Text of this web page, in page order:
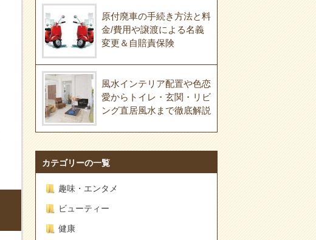
原付廃車の手続き方法と料
金/費用や譲渡による名義
変更＆自賠責保険
風水インテリア配置や色恋
愛からトイレ・玄関・リビ
ング直居風水まで徹底解説
カテゴリーの一覧
趣味・エンタメ
ビューティー
健康